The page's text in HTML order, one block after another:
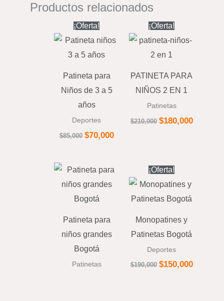
Productos relacionados
¡Oferta!
Patineta para
Niños de 3 a 5
años
Deportes
$85,000
El
precio
original
era:
$85,000.
$70,000
precio
actual
¡Oferta!
PATINETA PARA
NIÑOS 2 EN 1
Patinetas
$210,000
El
precio
original
era:
$210,000.
$180,000
Patineta para
niños grandes
Bogotá
Patinetas
¡Oferta!
Monopatines y
Patinetas Bogotá
Deportes
$190,000
El
precio
original
$190,000.
$150,000